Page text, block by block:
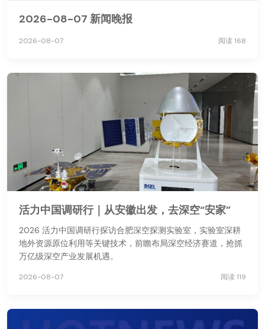
2026-08-07 新闻晚报
2026-08-07 阅读 168
活力中国调研行｜从安徽出发，去深空“安家”
2026 活力中国调研行探访合肥深空探测实验室，实验室深耕
地外资源原位利用等关键技术，前瞻布局深空经济赛道，抢抓
万亿级深空产业发展机遇。
2026-08-07 阅读 119